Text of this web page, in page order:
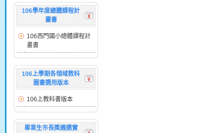
106學年度總體課程計
畫書
106西門國小總體課程計
畫書
106上學期各領域教科
圖書選用版本
106上教科書版本
畢業生市長獎遴選實